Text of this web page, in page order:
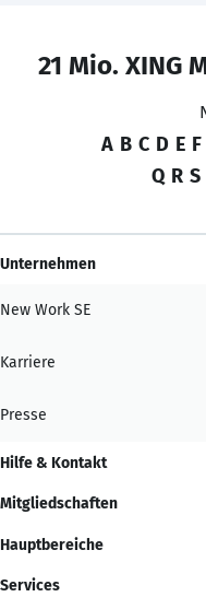
21 Mio. XING
A B C D E F
Q R S
Unternehmen
New Work SE
Karriere
Presse
Hilfe & Kontakt
Mitgliedschaften
Hauptbereiche
Services